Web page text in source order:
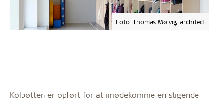
Foto: Thomas Mølvig, architect
Kolbøtten er opført for at imødekomme en stigende